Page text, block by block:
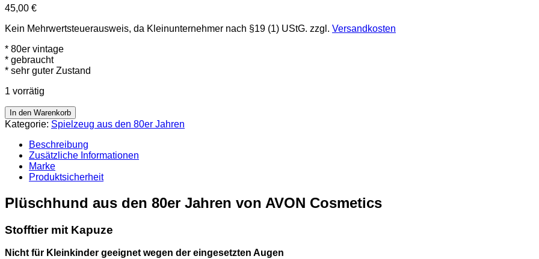
45,00 €
Kein Mehrwertsteuerausweis, da Kleinunternehmer nach §19 (1) UStG. zzgl. Versandkosten
* 80er vintage
* gebraucht
* sehr guter Zustand
1 vorrätig
AVON
Plüschhund
neu
80er
Menge
In den Warenkorb
Kategorie: Spielzeug aus den 80er Jahren
Beschreibung
Zusätzliche Informationen
Marke
Produktsicherheit
Plüschhund aus den 80er Jahren von AVON Cosmetics
Stofftier mit Kapuze
Nicht für Kleinkinder geeignet wegen der eingesetzten Augen